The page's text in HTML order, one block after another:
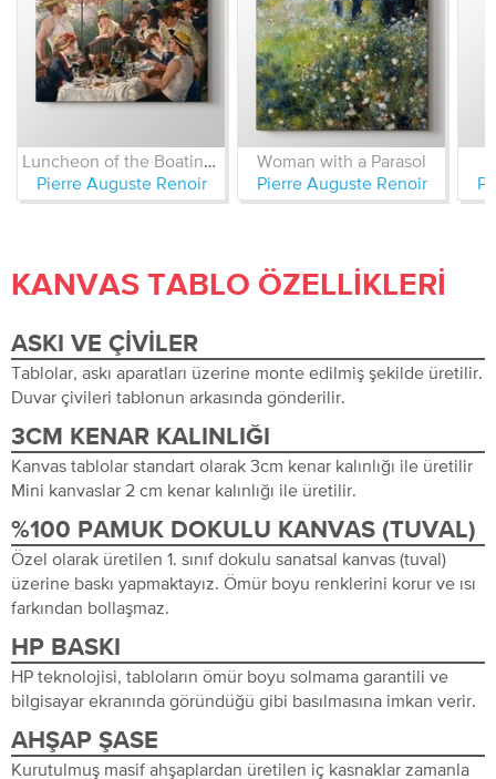
Luncheon of the Boating Party
Pierre Auguste Renoir
Woman with a Parasol
Pierre Auguste Renoir
KANVAS TABLO ÖZELLIKLERI
ASKI VE ÇIVILER
Tablolar, askı aparatları üzerine monte edilmiş şekilde üretilir.
Duvar çivileri tablonun arkasında gönderilir.
3CM KENAR KALINLIĞI
Kanvas tablolar standart olarak 3cm kenar kalınlığı ile üretilir
Mini kanvaslar 2 cm kenar kalınlığı ile üretilir.
%100 PAMUK DOKULU KANVAS (TUVAL)
Özel olarak üretilen 1. sınıf dokulu sanatsal kanvas (tuval)
üzerine baskı yapmaktayız. Ömür boyu renklerini korur ve ısı
farkından bollaşmaz.
HP BASKI
HP teknolojisi, tabloların ömür boyu solmama garantili ve
bilgisayar ekranında göründüğü gibi basılmasına imkan verir.
AHŞAP ŞASE
Kurutulmuş masif ahşaplardan üretilen iç kasnaklar zamanla